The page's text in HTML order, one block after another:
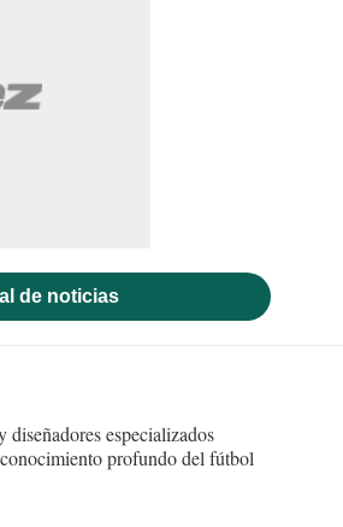
de noticias
especializados
profundo del fútbol